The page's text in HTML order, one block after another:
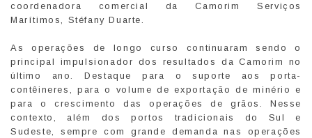
coordenadora comercial da Camorim Serviços
Marítimos, Stéfany Duarte.
As operações de longo curso continuaram sendo o
principal impulsionador dos resultados da Camorim no
último ano. Destaque para o suporte aos porta-
contêineres, para o volume de exportação de minério e
para o crescimento das operações de grãos. Nesse
contexto, além dos portos tradicionais do Sul e
Sudeste, sempre com grande demanda nas operações